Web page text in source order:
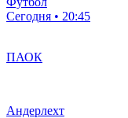
Сегодня • 20:45
ПАОК
Андерлехт